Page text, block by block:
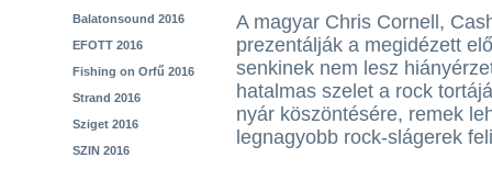
Balatonsound 2016
EFOTT 2016
Fishing on Orfű 2016
Strand 2016
Sziget 2016
SZIN 2016
A magyar Chris Cornell,
prezentálják a megidézett
senkinek nem lesz
hatalmas szelet a rock
nyár köszöntésére, remek
legnagyobb rock-slágerek